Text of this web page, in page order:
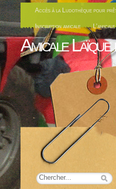
Accès à la Ludothèque pour
Inscription amicale
Amicale